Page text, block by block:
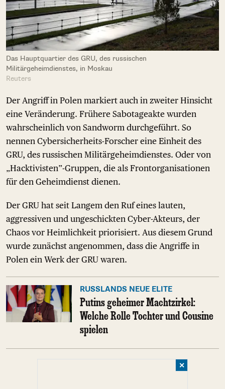
Das Hauptquartier des GRU, des russischen
Militärgeheimdienstes, in Moskau
Reuters
Der Angriff in Polen markiert auch in zweiter Hinsicht
eine Veränderung. Frühere Sabotageakte wurden
wahrscheinlich von Sandworm durchgeführt. So
nennen Cybersicherheits-Forscher eine Einheit des
GRU, des russischen Militärgeheimdienstes. Oder von
„Hacktivisten”-Gruppen, die als Frontorganisationen
für den Geheimdienst dienen.
Der GRU hat seit Langem den Ruf eines lauten,
aggressiven und ungeschickten Cyber-Akteurs, der
Chaos vor Heimlichkeit priorisiert. Aus diesem Grund
wurde zunächst angenommen, dass die Angriffe in
Polen ein Werk der GRU waren.
RUSSLANDS NEUE ELITE
Putins geheimer Machtzirkel:
Welche Rolle Tochter und Cousine
spielen
✕